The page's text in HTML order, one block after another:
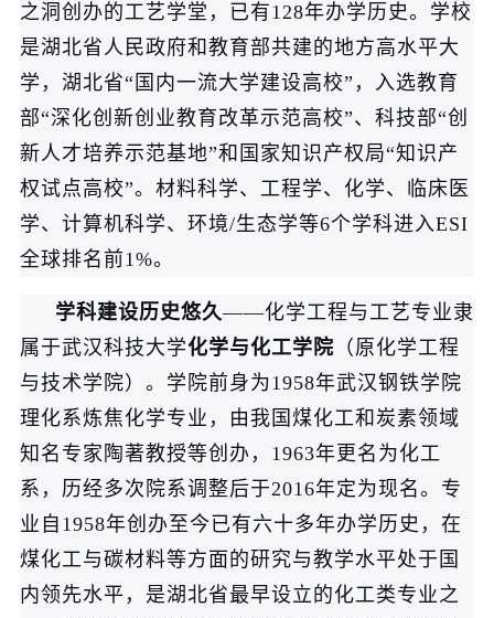
之洞创办的工艺学堂，已有128年办学历史。学校
是湖北省人民政府和教育部共建的地方高水平大
学，湖北省“国内一流大学建设高校”，入选教育
部“深化创新创业教育改革示范高校”、科技部“创
新人才培养示范基地”和国家知识产权局“知识产
权试点高校”。材料科学、工程学、化学、临床医
学、计算机科学、环境/生态学等6个学科进入ESI
全球排名前1%。
学科建设历史悠久——化学工程与工艺专业隶
属于武汉科技大学化学与化工学院 （原化学工程
与技术学院）。学院前身为1958年武汉钢铁学院
理化系炼焦化学专业，由我国煤化工和炭素领域
知名专家陶著教授等创办，1963年更名为化工
系，历经多次院系调整后于2016年定为现名。专
业自1958年创办至今已有六十多年办学历史，在
煤化工与碳材料等方面的研究与教学水平处于国
内领先水平，是湖北省最早设立的化工类专业之